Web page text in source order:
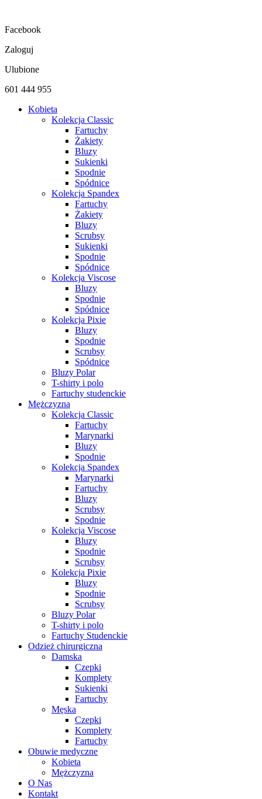
treści
Facebook
Zaloguj
Ulubione
601 444 955
Kobieta
Kolekcja Classic
Fartuchy
Żakiety
Bluzy
Sukienki
Spodnie
Spódnice
Kolekcja Spandex
Fartuchy
Żakiety
Bluzy
Scrubsy
Sukienki
Spodnie
Spódnice
Kolekcja Viscose
Bluzy
Spodnie
Spódnice
Kolekcja Pixie
Bluzy
Spodnie
Scrubsy
Spódnice
Bluzy Polar
T-shirty i polo
Fartuchy studenckie
Mężczyzna
Kolekcja Classic
Fartuchy
Marynarki
Bluzy
Spodnie
Kolekcja Spandex
Marynarki
Fartuchy
Bluzy
Scrubsy
Spodnie
Kolekcja Viscose
Bluzy
Spodnie
Scrubsy
Kolekcja Pixie
Bluzy
Spodnie
Scrubsy
Bluzy Polar
T-shirty i polo
Fartuchy Studenckie
Odzież chirurgiczna
Damska
Czepki
Komplety
Sukienki
Fartuchy
Męska
Czepki
Komplety
Fartuchy
Obuwie medyczne
Kobieta
Mężczyzna
O Nas
Kontakt